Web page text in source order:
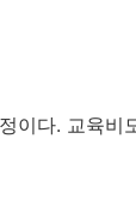
이다. 교육비